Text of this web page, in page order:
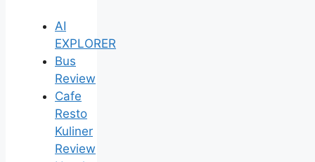
AI
EXPLORER
Bus
Review
Cafe
Resto
Kuliner
Review